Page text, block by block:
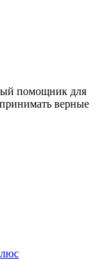
помощник для
верные